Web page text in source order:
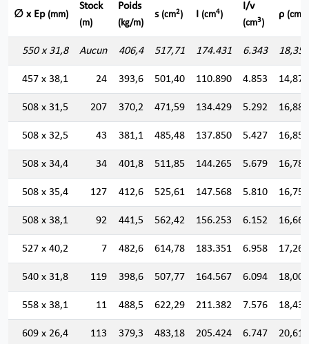
∅ x Ep (mm)
Stock
(m)
Poids
(kg/m)
s (cm2) I (cm4)
I/v
(cm3)
ρ (cm)
550 x 31,8 Aucun 406,4 517,71 174.431 6.343 18,355
457 x 38,1 24 393,6 501,40 110.890 4.853 14,871
508 x 31,5 207 370,2 471,59 134.429 5.292 16,883
508 x 32,5 43 381,1 485,48 137.850 5.427 16,850
508 x 34,4 34 401,8 511,85 144.265 5.679 16,788
508 x 35,4 127 412,6 525,61 147.568 5.810 16,755
508 x 38,1 92 441,5 562,42 156.253 6.152 16,668
527 x 40,2 7 482,6 614,78 183.351 6.958 17,269
540 x 31,8 119 398,6 507,77 164.567 6.094 18,002
558 x 38,1 11 488,5 622,29 211.382 7.576 18,430
609 x 26,4 113 379,3 483,18 205.424 6.747 20,619